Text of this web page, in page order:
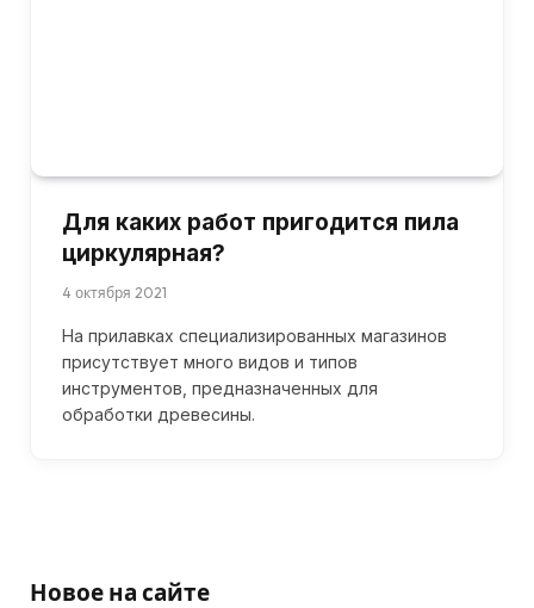
Для каких работ пригодится пила
циркулярная?
4 октября 2021
На прилавках специализированных магазинов
присутствует много видов и типов
инструментов, предназначенных для
обработки древесины.
Новое на сайте